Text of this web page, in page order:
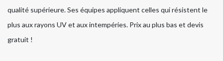
qualité supérieure. Ses équipes appliquent celles qui résistent le
plus aux rayons UV et aux intempéries. Prix au plus bas et devis
gratuit !